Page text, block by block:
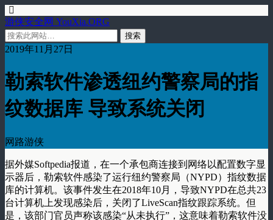
游侠安全网 YouXia.ORG
2019年11月27日
勒索软件渗透纽约警察局的指
纹数据库 导致系统关闭
网路游侠
据外媒Softpedia报道，在一个承包商连接到网络以配置数字显
示器后，勒索软件感染了运行纽约警察局（NYPD）指纹数据
库的计算机。该事件发生在2018年10月，导致NYPD在总共23
台计算机上发现感染后，关闭了LiveScan指纹跟踪系统。但
是，该部门官员声称该感染“从未执行”，这意味着勒索软件没